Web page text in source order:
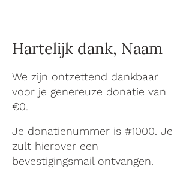
Hartelijk dank, Naam
We zijn ontzettend dankbaar
voor je genereuze donatie van
€0.
Je donatienummer is #1000. Je
zult hierover een
bevestigingsmail ontvangen.